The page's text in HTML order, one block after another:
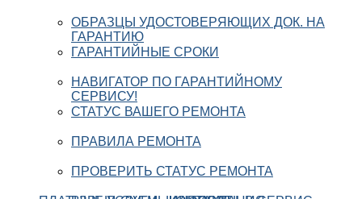
ОБРАЗЦЫ УДОСТОВЕРЯЮЩИХ ДОК. НА
ГАРАНТИЮ
ГАРАНТИЙНЫЕ СРОКИ
НАВИГАТОР ПО ГАРАНТИЙНОМУ
СЕРВИСУ!
СТАТУС ВАШЕГО РЕМОНТА
ПРАВИЛА РЕМОНТА
ПРОВЕРИТЬ СТАТУС РЕМОНТА